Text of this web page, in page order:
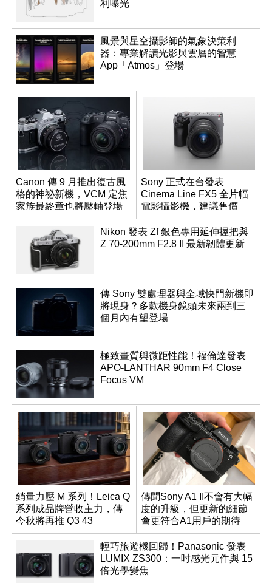
利曝光
風景與星空攝影師的氣象決策利
器：專業解讀光影與雲層的智慧
App「Atmos」登場
Canon 傳 9 月推出復古風
格的神祕新機，VCM 定焦
家族最終章也將壓軸登場
Sony 正式在台發表
Cinema Line FX5 全片幅
電影攝影機，建議售價
NT$144,980
Nikon 發表 Zf 銀色專用延伸握把與
Z 70-200mm F2.8 II 最新韌體更新
傳 Sony 雙處理器與全域快門新機即
將現身？多款機身鏡頭未來兩到三
個月內有望登場
極致畫質與微距性能！福倫達發表
APO-LANTHAR 90mm F4 Close
Focus VM
銷量力壓 M 系列！Leica Q
系列成品牌營收主力，傳
今秋將再推 Q3 43
Monochrom
傳聞Sony A1 II不會有大幅
度的升級，但更新的細節
會更符合A1用戶的期待
輕巧旅遊機回歸！Panasonic 發表
LUMIX ZS300：一吋感光元件與 15
倍光學變焦